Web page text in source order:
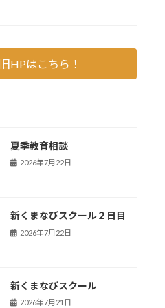
旧HPはこちら！
夏季教育相談
2026年7月22日
新くまなびスクール２日目
2026年7月22日
新くまなびスクール
2026年7月21日